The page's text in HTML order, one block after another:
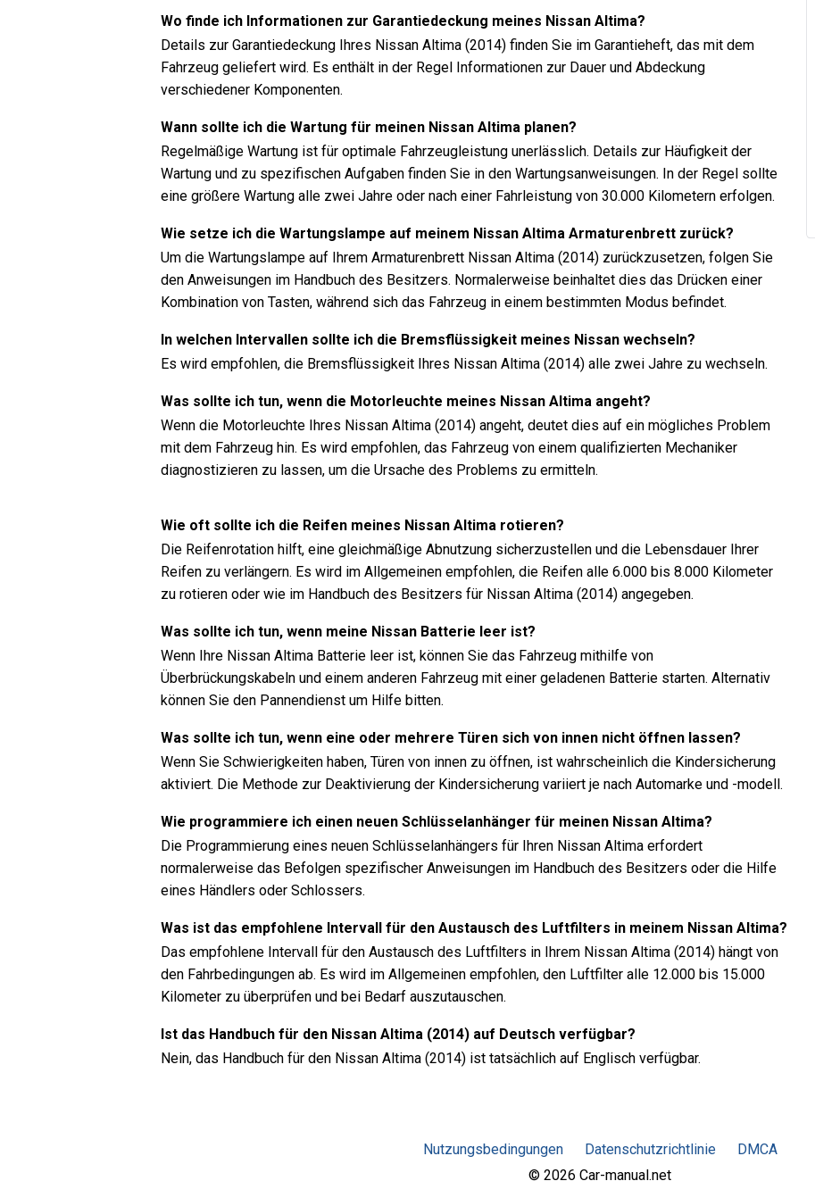
Wo finde ich Informationen zur Garantiedeckung meines Nissan Altima?
Details zur Garantiedeckung Ihres Nissan Altima (2014) finden Sie im Garantieheft, das mit dem
Fahrzeug geliefert wird. Es enthält in der Regel Informationen zur Dauer und Abdeckung
verschiedener Komponenten.
Wann sollte ich die Wartung für meinen Nissan Altima planen?
Regelmäßige Wartung ist für optimale Fahrzeugleistung unerlässlich. Details zur Häufigkeit der
Wartung und zu spezifischen Aufgaben finden Sie in den Wartungsanweisungen. In der Regel sollte
eine größere Wartung alle zwei Jahre oder nach einer Fahrleistung von 30.000 Kilometern erfolgen.
Wie setze ich die Wartungslampe auf meinem Nissan Altima Armaturenbrett zurück?
Um die Wartungslampe auf Ihrem Armaturenbrett Nissan Altima (2014) zurückzusetzen, folgen Sie
den Anweisungen im Handbuch des Besitzers. Normalerweise beinhaltet dies das Drücken einer
Kombination von Tasten, während sich das Fahrzeug in einem bestimmten Modus befindet.
In welchen Intervallen sollte ich die Bremsflüssigkeit meines Nissan wechseln?
Es wird empfohlen, die Bremsflüssigkeit Ihres Nissan Altima (2014) alle zwei Jahre zu wechseln.
Was sollte ich tun, wenn die Motorleuchte meines Nissan Altima angeht?
Wenn die Motorleuchte Ihres Nissan Altima (2014) angeht, deutet dies auf ein mögliches Problem
mit dem Fahrzeug hin. Es wird empfohlen, das Fahrzeug von einem qualifizierten Mechaniker
diagnostizieren zu lassen, um die Ursache des Problems zu ermitteln.
Wie oft sollte ich die Reifen meines Nissan Altima rotieren?
Die Reifenrotation hilft, eine gleichmäßige Abnutzung sicherzustellen und die Lebensdauer Ihrer
Reifen zu verlängern. Es wird im Allgemeinen empfohlen, die Reifen alle 6.000 bis 8.000 Kilometer
zu rotieren oder wie im Handbuch des Besitzers für Nissan Altima (2014) angegeben.
Was sollte ich tun, wenn meine Nissan Batterie leer ist?
Wenn Ihre Nissan Altima Batterie leer ist, können Sie das Fahrzeug mithilfe von
Überbrückungskabeln und einem anderen Fahrzeug mit einer geladenen Batterie starten. Alternativ
können Sie den Pannendienst um Hilfe bitten.
Was sollte ich tun, wenn eine oder mehrere Türen sich von innen nicht öffnen lassen?
Wenn Sie Schwierigkeiten haben, Türen von innen zu öffnen, ist wahrscheinlich die Kindersicherung
aktiviert. Die Methode zur Deaktivierung der Kindersicherung variiert je nach Automarke und -modell.
Wie programmiere ich einen neuen Schlüsselanhänger für meinen Nissan Altima?
Die Programmierung eines neuen Schlüsselanhängers für Ihren Nissan Altima erfordert
normalerweise das Befolgen spezifischer Anweisungen im Handbuch des Besitzers oder die Hilfe
eines Händlers oder Schlossers.
Was ist das empfohlene Intervall für den Austausch des Luftfilters in meinem Nissan Altima?
Das empfohlene Intervall für den Austausch des Luftfilters in Ihrem Nissan Altima (2014) hängt von
den Fahrbedingungen ab. Es wird im Allgemeinen empfohlen, den Luftfilter alle 12.000 bis 15.000
Kilometer zu überprüfen und bei Bedarf auszutauschen.
Ist das Handbuch für den Nissan Altima (2014) auf Deutsch verfügbar?
Nein, das Handbuch für den Nissan Altima (2014) ist tatsächlich auf Englisch verfügbar.
Nutzungsbedingungen Datenschutzrichtlinie
DMCA
© 2026 Car-manual.net